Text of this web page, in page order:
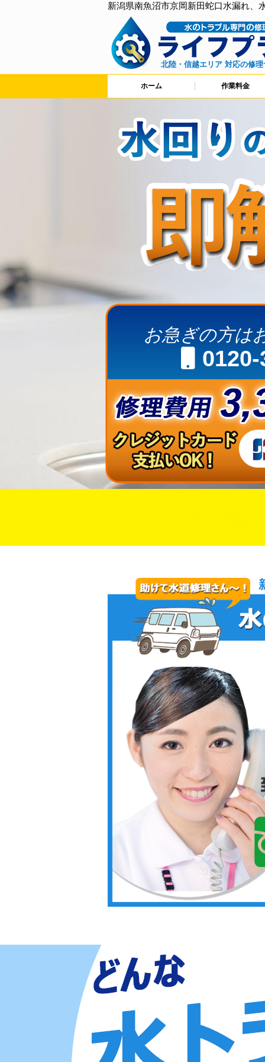
新潟県南魚沼市京岡新田蛇口水漏れ、
北陸・信越エリア 対応の修
ホーム 作業料金
お急ぎの方は